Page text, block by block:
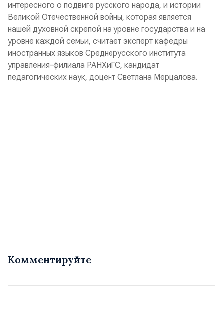
интересного о подвиге русского народа, и истории
Великой Отечественной войны, которая является
нашей духовной скрепой на уровне государства и на
уровне каждой семьи, считает эксперт кафедры
иностранных языков Среднерусского института
управления-филиала РАНХиГС, кандидат
педагогических наук, доцент Светлана Мерцалова.
Комментируйте